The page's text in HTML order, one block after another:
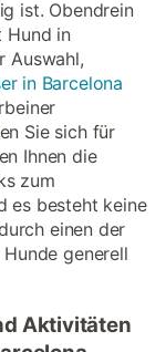
ist. Obendrein
Hund in
Auswahl,
in Barcelona
Sie sich für
Ihnen die
zum
es besteht keine
einen der
generell
Aktivitäten